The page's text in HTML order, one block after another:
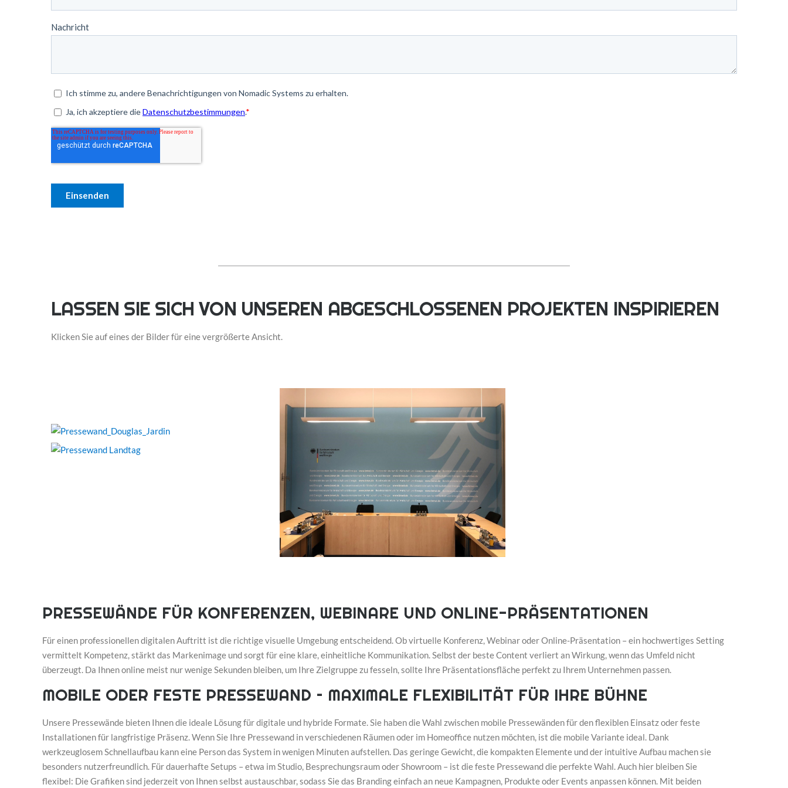
LASSEN SIE SICH VON UNSEREN ABGESCHLOSSENEN PROJEKTEN INSPIRIEREN
Klicken Sie auf eines der Bilder für eine vergrößerte Ansicht.
PRESSEWÄNDE FÜR KONFERENZEN, WEBINARE UND ONLINE-PRÄSENTATIONEN
Für einen professionellen digitalen Auftritt ist die richtige visuelle Umgebung entscheidend. Ob virtuelle Konferenz, Webinar oder Online-Präsentation – ein hochwertiges Setting
vermittelt Kompetenz, stärkt das Markenimage und sorgt für eine klare, einheitliche Kommunikation. Selbst der beste Content verliert an Wirkung, wenn das Umfeld nicht
überzeugt. Da Ihnen online meist nur wenige Sekunden bleiben, um Ihre Zielgruppe zu fesseln, sollte Ihre Präsentationsfläche perfekt zu Ihrem Unternehmen passen.
MOBILE ODER FESTE PRESSEWAND – MAXIMALE FLEXIBILITÄT FÜR IHRE BÜHNE
Unsere Pressewände bieten Ihnen die ideale Lösung für digitale und hybride Formate. Sie haben die Wahl zwischen mobile Pressewänden für den flexiblen Einsatz oder feste
Installationen für langfristige Präsenz. Wenn Sie Ihre Pressewand in verschiedenen Räumen oder im Homeoffice nutzen möchten, ist die mobile Variante ideal. Dank
werkzeuglosem Schnellaufbau kann eine Person das System in wenigen Minuten aufstellen. Das geringe Gewicht, die kompakten Elemente und der intuitive Aufbau machen sie
besonders nutzerfreundlich. Für dauerhafte Setups – etwa im Studio, Besprechungsraum oder Showroom – ist die feste Pressewand die perfekte Wahl. Auch hier bleiben Sie
flexibel: Die Grafiken sind jederzeit von Ihnen selbst austauschbar, sodass Sie das Branding einfach an neue Kampagnen, Produkte oder Events anpassen können. Mit beiden